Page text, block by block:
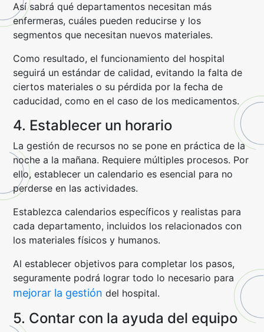
Así sabrá qué departamentos necesitan más
enfermeras, cuáles pueden reducirse y los
segmentos que necesitan nuevos materiales.
Como resultado, el funcionamiento del hospital
seguirá un estándar de calidad, evitando la falta de
ciertos materiales o su pérdida por la fecha de
caducidad, como en el caso de los medicamentos.
4. Establecer un horario
La gestión de recursos no se pone en práctica de la
noche a la mañana. Requiere múltiples procesos. Por
ello, establecer un calendario es esencial para no
perderse en las actividades.
Establezca calendarios específicos y realistas para
cada departamento, incluidos los relacionados con
los materiales físicos y humanos.
Al establecer objetivos para completar los pasos,
seguramente podrá lograr todo lo necesario para
mejorar la gestióndel hospital.
5. Contar con la ayuda del equipo